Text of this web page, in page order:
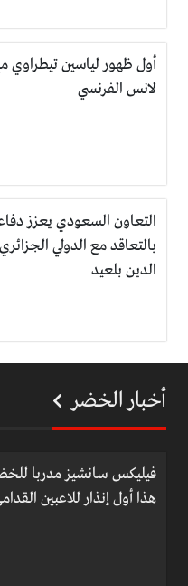
أول ظهور لياسين تيطراوي
لانس الفرنسي
التعاون السعودي يعزز
بالتعاقد مع الدولي
الدين بلعيد
أخبار الخضر
فيليكس سانشيز مدربا
هذا أول إنذار للاعبين